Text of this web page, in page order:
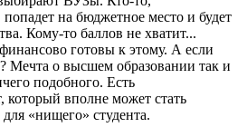
на бюджетное место и будет
Кому-то баллов не хватит...
готовы к этому. А если
Мечта о высшем образовании так и
подобного. Есть
который вполне может стать
«нищего» студента.